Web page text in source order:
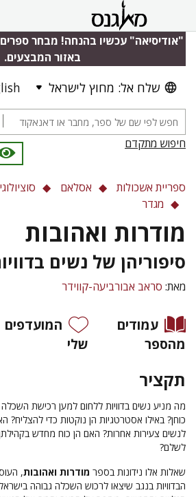
"אודיסיאה" עכשיו בהנחה! מבחר
באזור המבצעים.
שלח אל: מחוץ לישראל
חיפוש מתקדם
ספריית אשכולות אסלאם
מגדר
מודרות ואהובות
סיפוריהן של נשים
מאת: סראב אבורביעה-קווידר
עמודים
מהספר
המועדפים
שלי
תקציר
מה מניע נשים בדוויות ללחום למען רכישת
כוחן? באילו אסטרטגיות הן נוקטות כדי להצליח?
לנשים צעירות אחרות? האם הן כוח מחדש
לשלם?
שאלות אלו נידונות בספר מודרות ואהובות,
הבדוויות בנגב שיצאו לרכוש השכלה גבוהה